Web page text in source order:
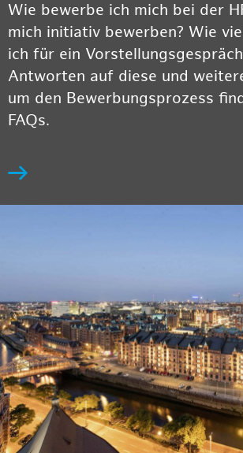
Wie bewerbe ich mich bei der
mich initiativ bewerben? Wie
ich für ein
Antworten auf diese und
um den Bewerbungsprozess
FAQs.